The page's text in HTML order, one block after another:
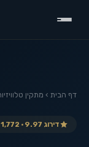
דף הבית › מתקין
דירוג 9.97 · 1,772 ביקורות מאומתות · מידרג